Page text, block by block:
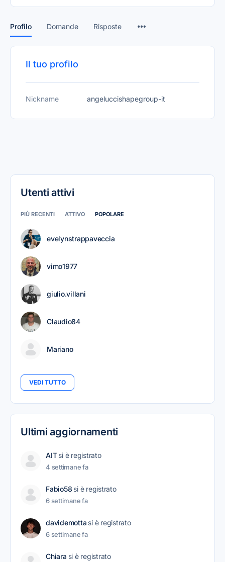
Profilo Domande Risposte
Il tuo profilo
Nickname angeluccishapegroup-it
Utenti attivi
PIÙ RECENTI ATTIVO POPOLARE
evelynstrappaveccia
vimo1977
giulio.villani
Claudio84
Mariano
VEDI TUTTO
Ultimi aggiornamenti
AIT si è registrato
4 settimane fa
Fabio58 si è registrato
6 settimane fa
davidemotta si è registrato
6 settimane fa
Chiara si è registrato